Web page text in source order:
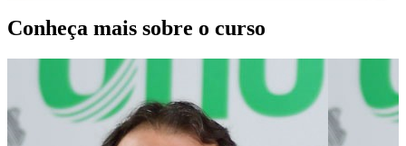
Conheça mais sobre o curso